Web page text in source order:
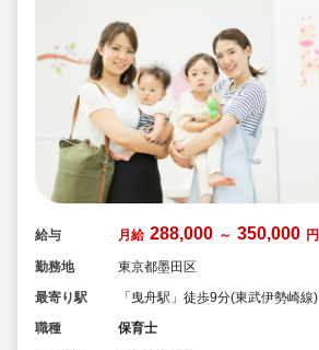
給与 月給 288,000 ～ 350,000 円
勤務地
東京都墨田区
最寄り駅
「曳舟駅」徒歩9分(東武伊勢崎線)
職種
保育士